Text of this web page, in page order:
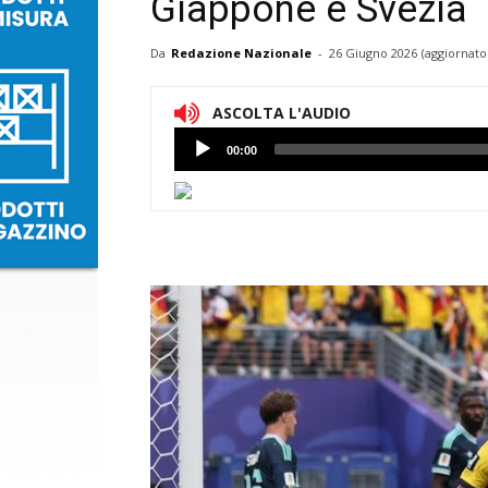
Giappone e Svezia
Da Redazione Nazionale - 26 Giugno 2026
ASCOLTA L'AUDIO
Lettore
Audio
00:00